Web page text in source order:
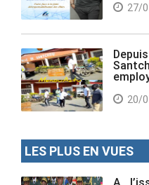
27/
20/
LES PLUS EN VUES
A